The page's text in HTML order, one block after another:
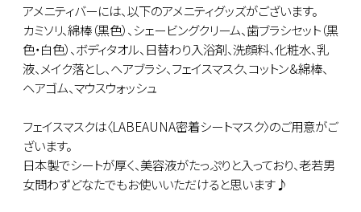
アメニティバーには、以下のアメニティグッズがございます。
カミソリ、綿棒（黒色）、シェービングクリーム、歯ブラシセット（黒
色・白色）、ボディタオル、日替わり入浴剤、洗顔料、化粧水、乳
液、メイク落とし、ヘアブラシ、フェイスマスク、コットン＆綿棒、
ヘアゴム、マウスウォッシュ
フェイスマスクは〈LABEAUNA密着シートマスク〉のご用意がご
ざいます。
日本製でシートが厚く、美容液がたっぷりと入っており、老若男
女問わずどなたでもお使いいただけると思います♪